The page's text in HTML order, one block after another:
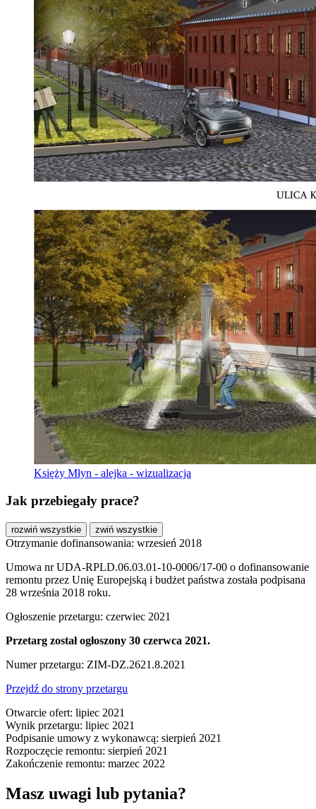
Księży Młyn - alejka - wizualizacja
Jak przebiegały prace?
rozwiń wszystkie zwiń wszystkie
Otrzymanie dofinansowania: wrzesień 2018
Umowa nr UDA-RPLD.06.03.01-10-0006/17-00 o dofinansowanie
remontu przez Unię Europejską i budżet państwa została podpisana
28 września 2018 roku.
Ogłoszenie przetargu: czerwiec 2021
Przetarg został ogłoszony 30 czerwca 2021.
Numer przetargu: ZIM-DZ.2621.8.2021
Przejdź do strony przetargu
Otwarcie ofert: lipiec 2021
Wynik przetargu: lipiec 2021
Podpisanie umowy z wykonawcą: sierpień 2021
Rozpoczęcie remontu: sierpień 2021
Zakończenie remontu: marzec 2022
Masz uwagi lub pytania?